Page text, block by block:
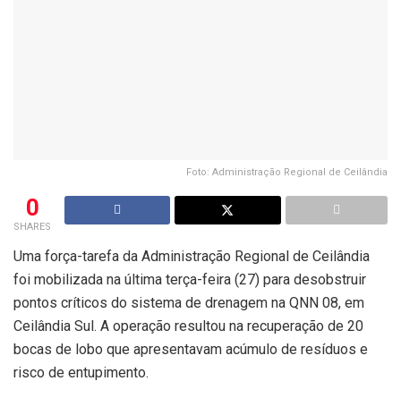
Foto: Administração Regional de Ceilândia
0
SHARES
Uma força-tarefa da Administração Regional de Ceilândia
foi mobilizada na última terça-feira (27) para desobstruir
pontos críticos do sistema de drenagem na QNN 08, em
Ceilândia Sul. A operação resultou na recuperação de 20
bocas de lobo que apresentavam acúmulo de resíduos e
risco de entupimento.